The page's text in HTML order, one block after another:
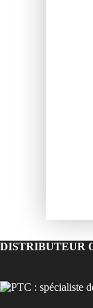
DISTRIBUTEUR